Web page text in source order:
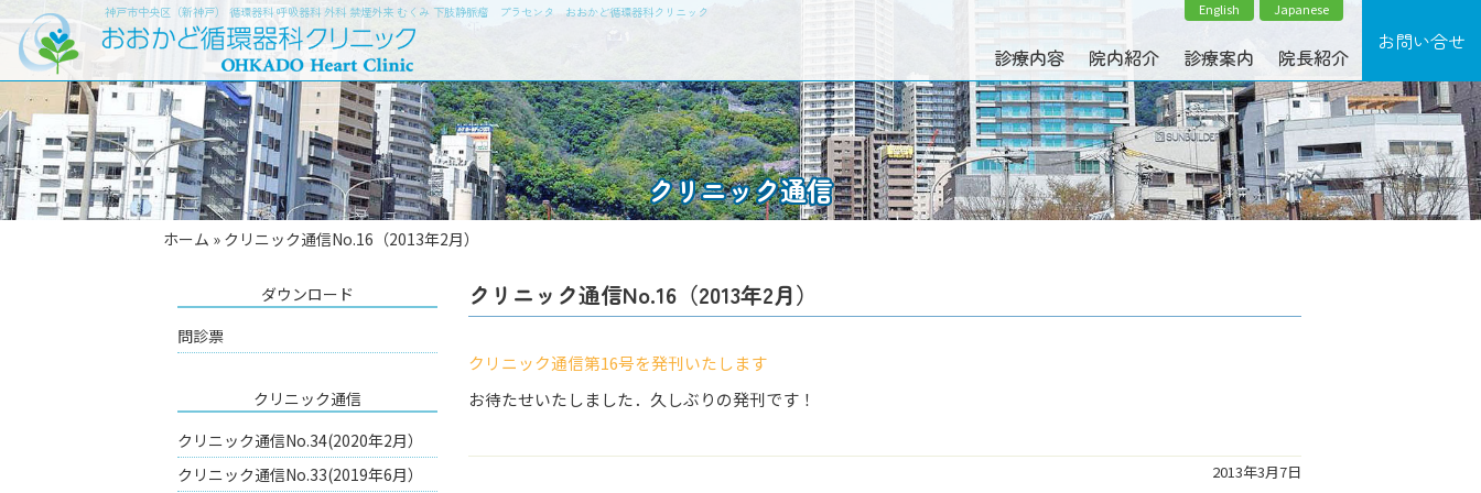
神戸市中央区（新神戸） 循環器科 呼吸器科 外科 禁煙外来 むくみ 下肢静脈瘤 プラセンタ おおかど循環器科クリニック
診療内容 院内紹介 診療案内 院長紹介
English Japanese
クリニック通信
ホーム » クリニック通信No.16（2013年2月）
クリニック通信No.16（2013年2月）
クリニック通信第16号を発刊いたします
お待たせいたしました．久しぶりの発刊です！
2013年3月7日
ダウンロード
問診票
クリニック通信
クリニック通信No.34(2020年2月）
クリニック通信No.33(2019年6月）